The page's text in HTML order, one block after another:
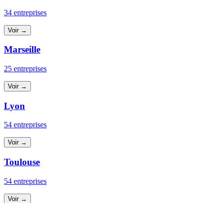
34 entreprises
Voir →
Marseille
25 entreprises
Voir →
Lyon
54 entreprises
Voir →
Toulouse
54 entreprises
Voir →